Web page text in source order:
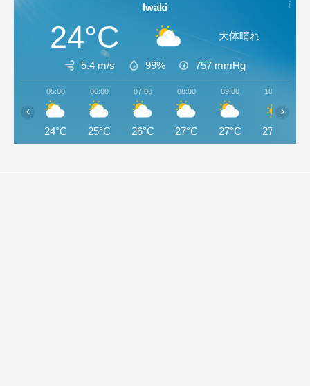
Iwaki
24°C 大体晴れ
5.4 m/s 99% 757 mmHg
05:00
24°C
06:00
25°C
07:00
26°C
08:00
27°C
09:00
27°C
10:00
27°C
‹ ›